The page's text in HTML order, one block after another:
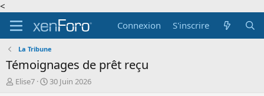
<
Connexion
S'inscrire
La Tribune
Témoignages de prêt reçu
A
Elise7
D
30 Juin 2026